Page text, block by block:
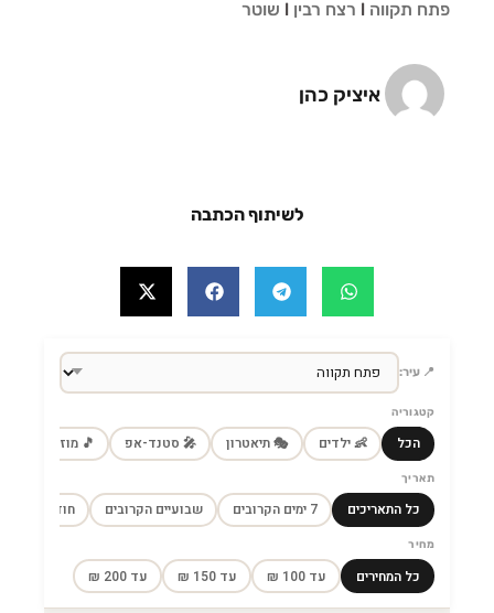
פתח תקווה רצח רבין שוטר
איציק כהן
לשיתוף הכתבה
📍 עיר:
קטגוריה
הכל 👶 ילדים 🎭 תיאטרון 🎤 סטנד-אפ 🎵 מוזיקה
תאריך
כל התאריכים 7 ימים הקרובים שבועיים הקרובים חודש הקרוב
מחיר
כל המחירים עד 100 ₪ עד 150 ₪ עד 200 ₪